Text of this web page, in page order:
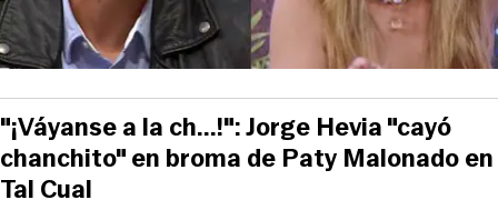
"¡Váyanse a la ch...!": Jorge Hevia "cayó
chanchito" en broma de Paty Malonado en
Tal Cual